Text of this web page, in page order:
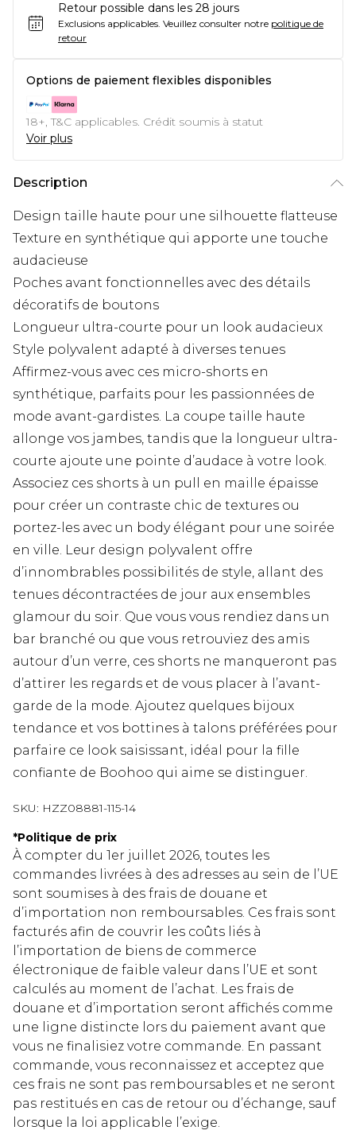
Retour possible dans les 28 jours
Exclusions applicables. Veuillez consulter notre politique de
retour
Options de paiement flexibles disponibles
18+, T&C applicables. Crédit soumis à statut
Voir plus
Description
Design taille haute pour une silhouette flatteuse
Texture en synthétique qui apporte une touche
audacieuse
Poches avant fonctionnelles avec des détails
décoratifs de boutons
Longueur ultra-courte pour un look audacieux
Style polyvalent adapté à diverses tenues
Affirmez-vous avec ces micro-shorts en
synthétique, parfaits pour les passionnées de
mode avant-gardistes. La coupe taille haute
allonge vos jambes, tandis que la longueur ultra-
courte ajoute une pointe d’audace à votre look.
Associez ces shorts à un pull en maille épaisse
pour créer un contraste chic de textures ou
portez-les avec un body élégant pour une soirée
en ville. Leur design polyvalent offre
d’innombrables possibilités de style, allant des
tenues décontractées de jour aux ensembles
glamour du soir. Que vous vous rendiez dans un
bar branché ou que vous retrouviez des amis
autour d’un verre, ces shorts ne manqueront pas
d’attirer les regards et de vous placer à l’avant-
garde de la mode. Ajoutez quelques bijoux
tendance et vos bottines à talons préférées pour
parfaire ce look saisissant, idéal pour la fille
confiante de Boohoo qui aime se distinguer.
SKU: HZZ08881-115-14
*Politique de prix
À compter du 1er juillet 2026, toutes les
commandes livrées à des adresses au sein de l’UE
sont soumises à des frais de douane et
d’importation non remboursables. Ces frais sont
facturés afin de couvrir les coûts liés à
l’importation de biens de commerce
électronique de faible valeur dans l’UE et sont
calculés au moment de l’achat. Les frais de
douane et d’importation seront affichés comme
une ligne distincte lors du paiement avant que
vous ne finalisiez votre commande. En passant
commande, vous reconnaissez et acceptez que
ces frais ne sont pas remboursables et ne seront
pas restitués en cas de retour ou d’échange, sauf
lorsque la loi applicable l’exige.